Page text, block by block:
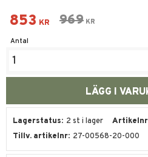
Nedsatt pris:
853 KR Ordinarie pris:
969 KR
Antal
Lagerstatus 2 st i lager Artikelnr
Tillv. artikelnr 27-00568-20-000